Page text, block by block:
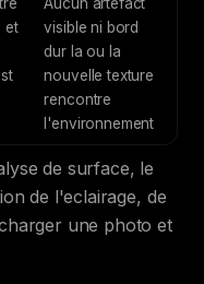
et
visible ni bord
dur la ou la
nouvelle texture
rencontre
l'environnement
de surface, le
de l'eclairage, de
une photo et